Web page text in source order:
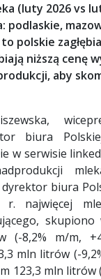
(luty 2026 vs
podlaskie,
polskie
niższą cenę
aby
biura
w serwisie
biura
najwięcej
skupiono
(-8,2% m/m,
mln litrów (-
123,3 mln litrów